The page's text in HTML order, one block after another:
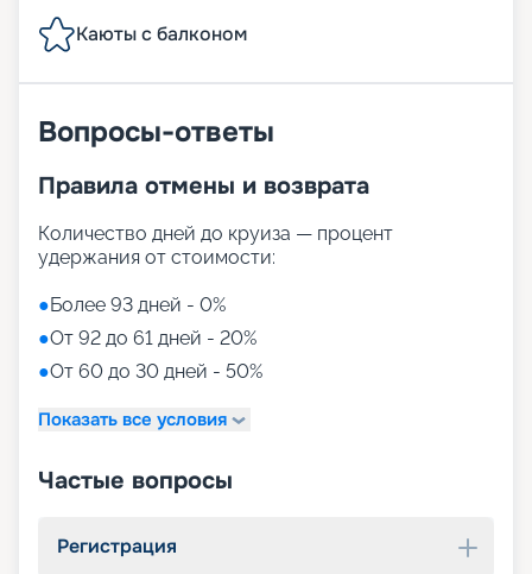
Каюты с балконом
Вопросы-ответы
Правила отмены и возврата
Количество дней до круиза — процент
удержания от стоимости:
●Более 93 дней - 0%
●От 92 до 61 дней - 20%
●От 60 до 30 дней - 50%
Показать все условия
Частые вопросы
Регистрация